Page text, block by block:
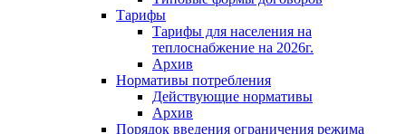
Тарифы
Тарифы для населения на
теплоснабжение на 2026г.
Архив
Нормативы потребления
Действующие нормативы
Архив
Порядок введения ограничения режима